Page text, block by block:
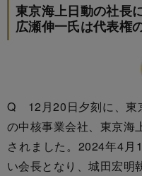
東京海上日動の社長
広瀬伸一氏は代表権
Q 12月20日夕刻に、東
の中核事業会社、東京海
されました。2024年4月
い会長となり、城田宏明